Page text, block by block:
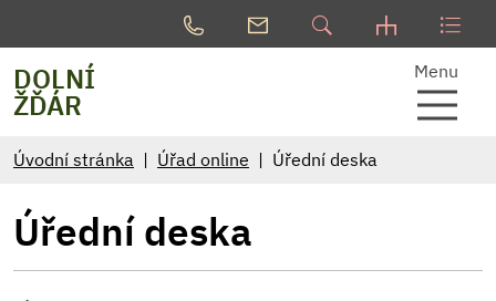
DOLNÍ
ŽĎÁR
Menu
Úvodní stránka Úřad online Úřední deska
Úřední deska